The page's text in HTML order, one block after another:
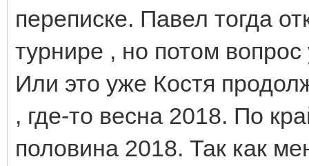
переписке. Павел тогда
турнире , но потом
Или это уже Костя
, где-то весна 2018. По
половина 2018. Так как